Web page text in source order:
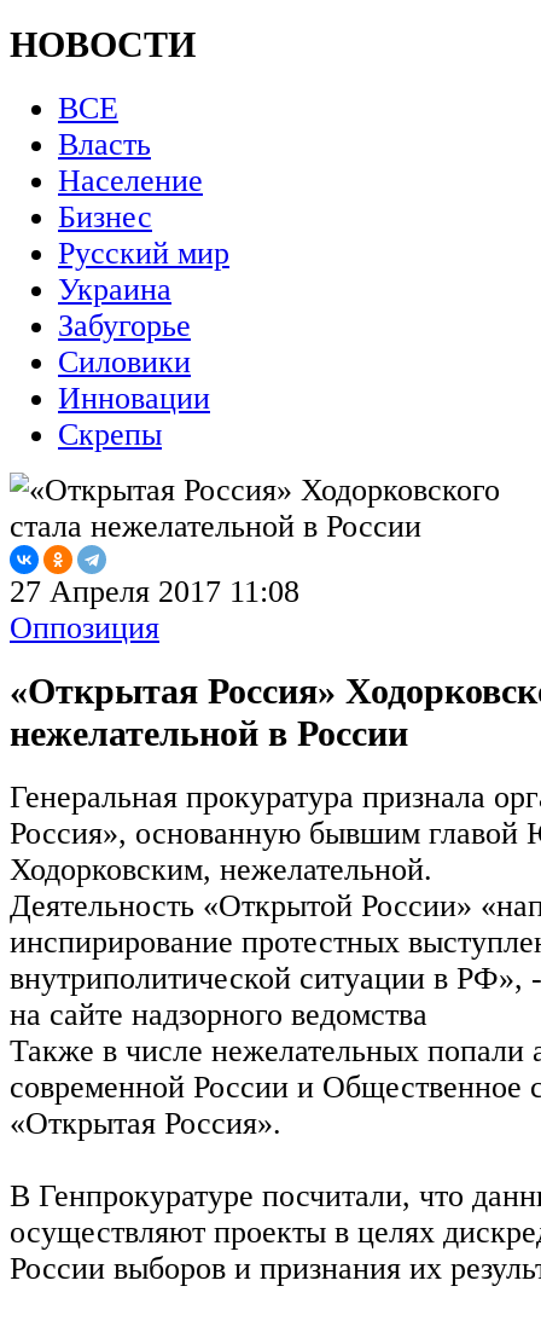
НОВОСТИ
ВСЕ
Власть
Население
Бизнес
Русский мир
Украина
Забугорье
Силовики
Инновации
Скрепы
27 Апреля 2017 11:08
Оппозиция
«Открытая Россия»
нежелательной в России
Генеральная прокуратура признала
Россия», основанную бывшим
Ходорковским, нежелательной.
Деятельность «Открытой России»
инспирирование протестных
внутриполитической ситуации в РФ»,
на сайте надзорного ведомства
Также в числе нежелательных попали
современной России и Общественное
«Открытая Россия».
В Генпрокуратуре посчитали, что
осуществляют проекты в целях
России выборов и признания их